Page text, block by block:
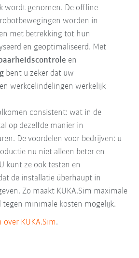
wordt genomen. De offline
worden in
met betrekking tot hun
en geoptimaliseerd. Met
en
bent u zeker dat uw
werkcelindelingen werkelijk
consistent: wat in de
op dezelfde manier in
De voordelen voor bedrijven: u
nu niet alleen beter en
kunt ze ook testen en
de installatie überhaupt in
Zo maakt KUKA.Sim maximale
tegen minimale kosten mogelijk.
KUKA.Sim.